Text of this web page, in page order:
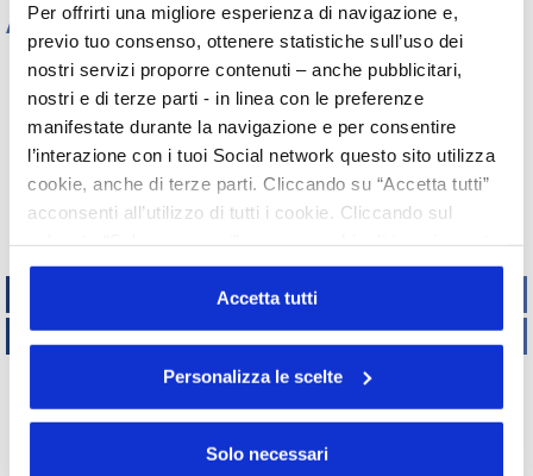
Per offrirti una migliore esperienza di navigazione e,
previo tuo consenso, ottenere statistiche sull’uso dei
nostri servizi proporre contenuti – anche pubblicitari,
nostri e di terze parti - in linea con le preferenze
manifestate durante la navigazione e per consentire
l’interazione con i tuoi Social network questo sito utilizza
cookie, anche di terze parti. Cliccando su “Accetta tutti”
acconsenti all’utilizzo di tutti i cookie. Cliccando sul
o profilazione viene utilizzato. Cliccando su
“Personalizza le scelte” è possibile esprimere la propria
volontà in relazione a ciascuna categoria di cookie del
Accetta tutti
Personalizza le scelte
Solo necessari
Archivio
Tutti gli anni
2026 2025 2024
2023
2022
2021 2020
2019
2018
2017 2016
2015
2013 2012
2006
2005 2004
2003
2002
TECNICO REGOLATORIO
ATTIVITÀ INTERNAZIONALI
CopyrightUNISERVICE2015 - 2019
Via Accademia, 33 – 20131 Milano – C.F. 05901970151
Privacy Policy | Cookie Policy |